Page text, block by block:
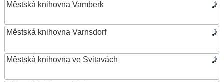
Městská knihovna Vamberk
Městská knihovna Varnsdorf
Městská knihovna ve Svitavách